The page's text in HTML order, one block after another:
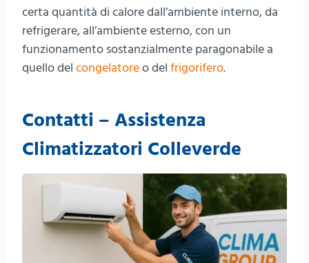
certa quantità di calore dall’ambiente interno, da
refrigerare, all’ambiente esterno, con un
funzionamento sostanzialmente paragonabile a
quello del congelatoreo del frigorifero.
Contatti – Assistenza
Climatizzatori Colleverde